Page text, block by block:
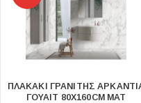
ΠΛΑΚΑΚΙ ΓΡΑΝΙΤΗΣ
ΓΟΥΑΙΤ 80X160CM ΜΑΤ